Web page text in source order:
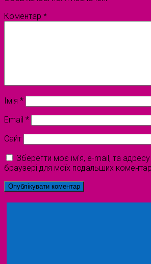
Коментар *
Ім'я *
Email *
Сайт
Зберегти моє ім'я, e-mail, та
браузері для моїх подальших